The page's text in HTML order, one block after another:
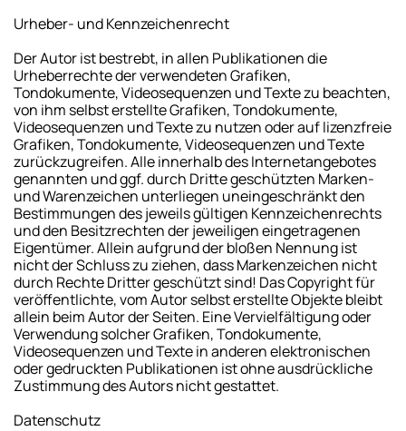
Urheber- und Kennzeichenrecht
Der Autor ist bestrebt, in allen Publikationen die
Urheberrechte der verwendeten Grafiken,
Tondokumente, Videosequenzen und Texte zu beachten,
von ihm selbst erstellte Grafiken, Tondokumente,
Videosequenzen und Texte zu nutzen oder auf lizenzfreie
Grafiken, Tondokumente, Videosequenzen und Texte
zurückzugreifen. Alle innerhalb des Internetangebotes
genannten und ggf. durch Dritte geschützten Marken-
und Warenzeichen unterliegen uneingeschränkt den
Bestimmungen des jeweils gültigen Kennzeichenrechts
und den Besitzrechten der jeweiligen eingetragenen
Eigentümer. Allein aufgrund der bloßen Nennung ist
nicht der Schluss zu ziehen, dass Markenzeichen nicht
durch Rechte Dritter geschützt sind! Das Copyright für
veröffentlichte, vom Autor selbst erstellte Objekte bleibt
allein beim Autor der Seiten. Eine Vervielfältigung oder
Verwendung solcher Grafiken, Tondokumente,
Videosequenzen und Texte in anderen elektronischen
oder gedruckten Publikationen ist ohne ausdrückliche
Zustimmung des Autors nicht gestattet.
Datenschutz